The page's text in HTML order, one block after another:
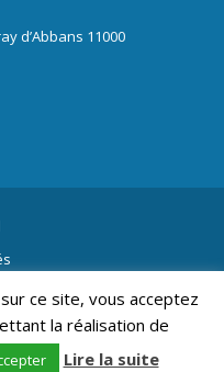
d’Abbans 11000
légales, Création Résonance
ce site, vous acceptez
la réalisation de
Lire la suite